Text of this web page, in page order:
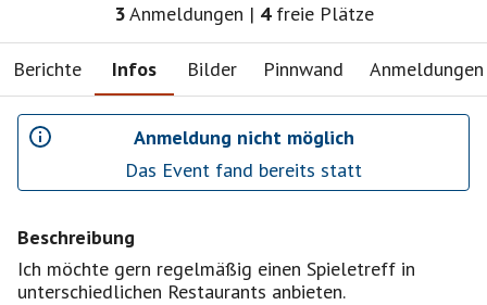
3Anmeldungen | 4 freie Plätze
Berichte Infos Bilder Pinnwand Anmeldungen
Anmeldung nicht möglich
Das Event fand bereits statt
Beschreibung
Ich möchte gern regelmäßig einen Spieletreff in
unterschiedlichen Restaurants anbieten.